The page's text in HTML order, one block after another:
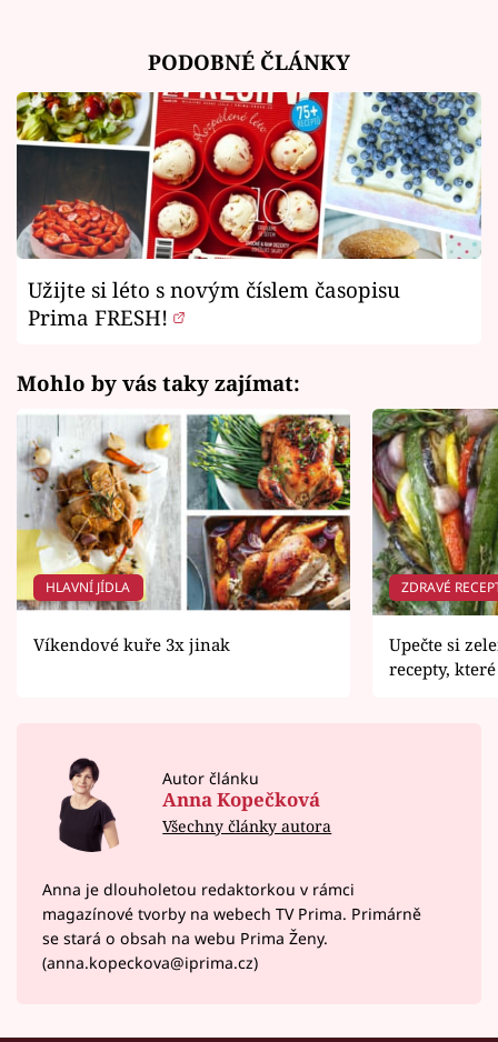
PODOBNÉ ČLÁNKY
Užijte si léto s novým číslem časopisu
Prima FRESH!
Mohlo by vás taky zajímat:
HLAVNÍ JÍDLA
Víkendové kuře 3x jinak
ZDRAVÉ
Upečte si
recepty,
Autor článku
Anna Kopečková
Všechny články autora
Anna je dlouholetou redaktorkou v rámci
magazínové tvorby na webech TV Prima. Primárně
se stará o obsah na webu Prima Ženy.
(anna.kopeckova@iprima.cz)